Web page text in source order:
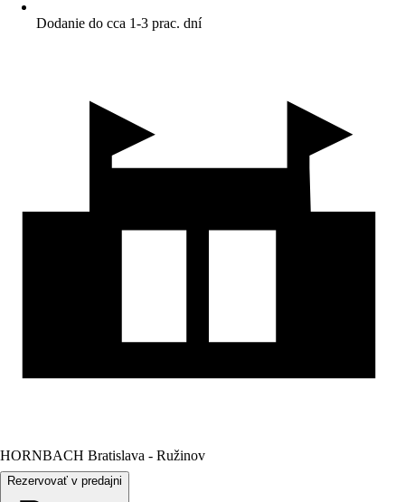
Dodanie do cca 1-3 prac. dní
HORNBACH Bratislava - Ružinov
Rezervovať v predajni